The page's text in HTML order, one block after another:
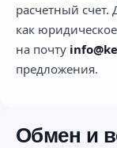
расчетный счет.
как
на почту
предложения.
Обмен и